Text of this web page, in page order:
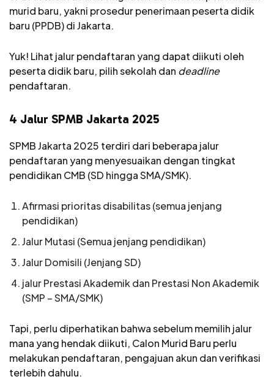
murid baru, yakni prosedur penerimaan peserta didik
baru (PPDB) di Jakarta.
Yuk! Lihat jalur pendaftaran yang dapat diikuti oleh
peserta didik baru, pilih sekolah dan deadline
pendaftaran.
4 Jalur SPMB Jakarta 2025
SPMB Jakarta 2025 terdiri dari beberapa jalur
pendaftaran yang menyesuaikan dengan tingkat
pendidikan CMB (SD hingga SMA/SMK).
Afirmasi prioritas disabilitas (semua jenjang
pendidikan)
Jalur Mutasi (Semua jenjang pendidikan)
Jalur Domisili (Jenjang SD)
jalur Prestasi Akademik dan Prestasi Non Akademik
(SMP – SMA/SMK)
Tapi, perlu diperhatikan bahwa sebelum memilih jalur
mana yang hendak diikuti, Calon Murid Baru perlu
melakukan pendaftaran, pengajuan akun dan verifikasi
terlebih dahulu.